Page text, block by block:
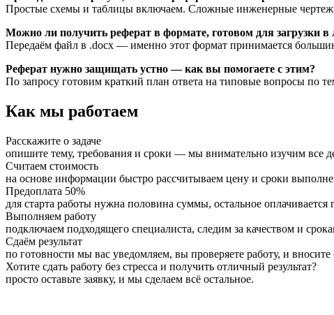
Простые схемы и таблицы включаем. Сложные инженерные
Можно ли получить реферат в формате, готовом для загрузки
Передаём файл в .docx — именно этот формат принимается
Реферат нужно защищать устно — как вы помогаете с этим?
По запросу готовим краткий план ответа на типовые вопросы по
Как мы работаем
Расскажите о задаче
опишите тему, требования и сроки — мы внимательно изучим все
Считаем стоимость
на основе информации быстро рассчитываем цену и сроки
Предоплата 50%
для старта работы нужна половина суммы, остальное оплачивается
Выполняем работу
подключаем подходящего специалиста, следим за качеством и
Сдаём результат
по готовности мы вас уведомляем, вы проверяете работу, и
Хотите сдать работу без стресса и получить отличный результат?
просто оставьте заявку, и мы сделаем всё остальное.